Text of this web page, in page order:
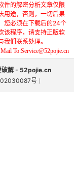
件的解密分析文章仅限
用途，否则，一切后果
您必须在下载后的24个
该程序，请支持正版软
们联系处理。
Mail To:Service@52pojie.cn
破解 - 52pojie.cn
号 )